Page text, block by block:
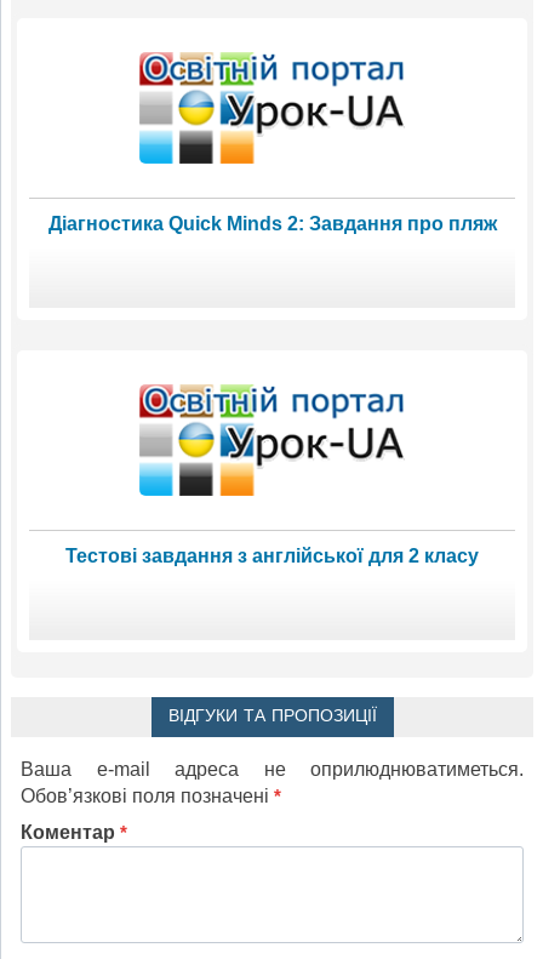
Діагностика Quick Minds 2: Завдання про пляж
Тестові завдання з англійської для 2 класу
ВІДГУКИ ТА ПРОПОЗИЦІЇ
Ваша e-mail адреса не оприлюднюватиметься.
Обов’язкові поля позначені *
Коментар *